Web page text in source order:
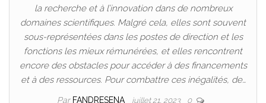
la recherche et à l’innovation dans de nombreux
domaines scientifiques. Malgré cela, elles sont souvent
sous-représentées dans les postes de direction et les
fonctions les mieux rémunérées, et elles rencontrent
encore des obstacles pour accéder à des financements
et à des ressources. Pour combattre ces inégalités, de…
Par FANDRESENA juillet 21, 2023 0